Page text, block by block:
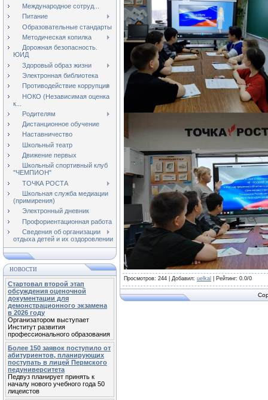
Международное сотруд...
Питание
Образовательные стандарты
Методическая копилка
Дорожная безопасность.
ЮИД
Здоровый образ жизни
Электронная библиотека
Противодействие коррупции
НОКО (Независимая оценка
к...
Родителям
Дистанционное обучение
Наставничество
Школьный театр
Движение первых
Школьный спортивный клуб
"ЧЕМПИОН"
ТОЧКА РОСТА
Школьная служба медиации
(примирения)
Электронный дневник
Профориентационная работа
Сведения об организации
отдыха детей и их оздоровлении
НОВОСТИ
Стартовал второй этап
обсуждения оценочной
документации для
демонстрационного экзамена
в 2026 году
Организатором выступает
Институт развития
профессионального образования
Более 150 заявок поступило от
абитуриентов, планирующих
поступать в лицей Пермского
педуниверситета
Педвуз планирует принять к
началу нового учебного года 50
лицеистов
Просмотров: 244 | Добавил: uelkal Рейтинг: 0.0/0